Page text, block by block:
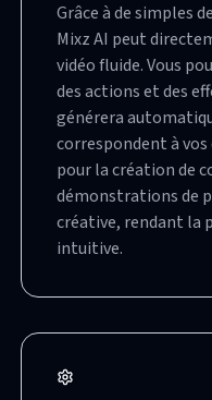
Grâce à de simples
Mixz AI peut
vidéo fluide. Vous
des actions et des
générera
correspondent à
pour la création de
démonstrations de
créative, rendant la
intuitive.